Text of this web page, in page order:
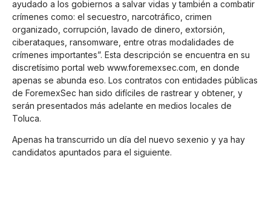
ayudado a los gobiernos a salvar vidas y también a combatir
crímenes como: el secuestro, narcotráfico, crimen
organizado, corrupción, lavado de dinero, extorsión,
ciberataques, ransomware, entre otras modalidades de
crímenes importantes”. Esta descripción se encuentra en su
discretísimo portal web www.foremexsec.com , en donde
apenas se abunda eso. Los contratos con entidades públicas
de ForemexSec han sido difíciles de rastrear y obtener, y
serán presentados más adelante en medios locales de
Toluca.
Apenas ha transcurrido un día del nuevo sexenio y ya hay
candidatos apuntados para el siguiente.